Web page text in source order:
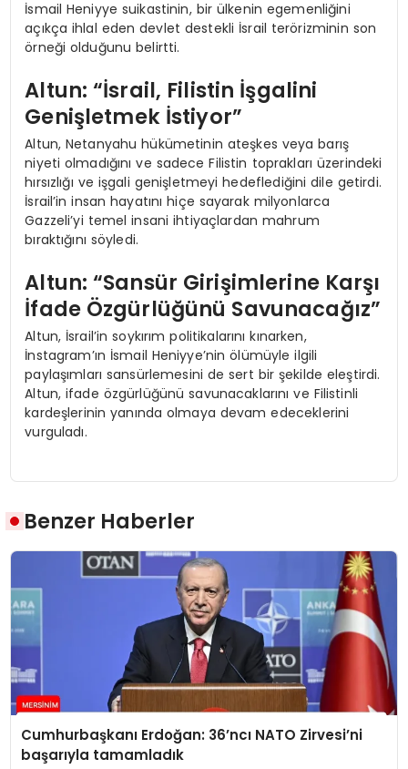
İsmail Heniyye suikastinin, bir ülkenin egemenliğini
açıkça ihlal eden devlet destekli İsrail terörizminin son
örneği olduğunu belirtti.
Altun: “İsrail, Filistin İşgalini
Genişletmek İstiyor”
Altun, Netanyahu hükümetinin ateşkes veya barış
niyeti olmadığını ve sadece Filistin toprakları üzerindeki
hırsızlığı ve işgali genişletmeyi hedeflediğini dile getirdi.
İsrail’in insan hayatını hiçe sayarak milyonlarca
Gazzeli’yi temel insani ihtiyaçlardan mahrum
bıraktığını söyledi.
Altun: “Sansür Girişimlerine Karşı
İfade Özgürlüğünü Savunacağız”
Altun, İsrail’in soykırım politikalarını kınarken,
İnstagram’ın İsmail Heniyye’nin ölümüyle ilgili
paylaşımları sansürlemesini de sert bir şekilde eleştirdi.
Altun, ifade özgürlüğünü savunacaklarını ve Filistinli
kardeşlerinin yanında olmaya devam edeceklerini
vurguladı.
Benzer Haberler
Cumhurbaşkanı Erdoğan: 36’ncı NATO Zirvesi’ni
başarıyla tamamladık